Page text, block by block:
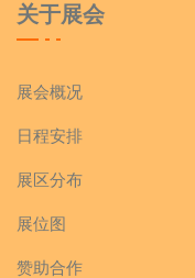
关于展会
展会概况
日程安排
展区分布
展位图
赞助合作